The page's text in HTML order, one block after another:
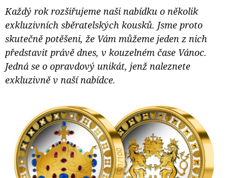
Každý rok rozšiřujeme naši nabídku o několik
exkluzivních sběratelských kousků. Jsme proto
skutečně potěšeni, že Vám můžeme jeden z nich
představit právě dnes, v kouzelném čase Vánoc.
Jedná se o opravdový unikát, jenž naleznete
exkluzivně v naší nabídce.